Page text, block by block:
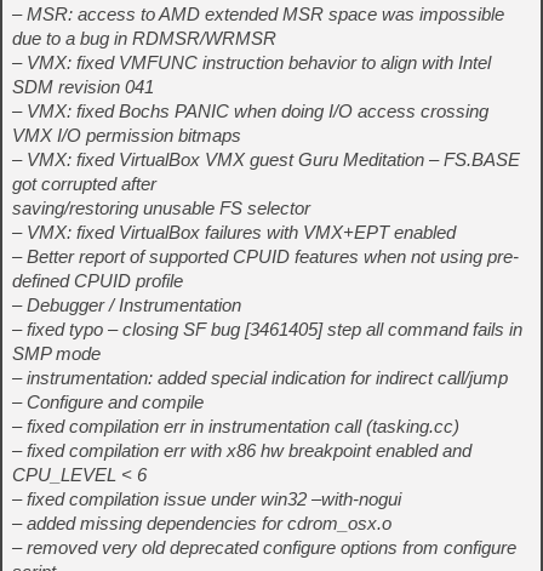
– MSR: access to AMD extended MSR space was impossible
due to a bug in RDMSR/WRMSR
– VMX: fixed VMFUNC instruction behavior to align with Intel
SDM revision 041
– VMX: fixed Bochs PANIC when doing I/O access crossing
VMX I/O permission bitmaps
– VMX: fixed VirtualBox VMX guest Guru Meditation – FS.BASE
got corrupted after
saving/restoring unusable FS selector
– VMX: fixed VirtualBox failures with VMX+EPT enabled
– Better report of supported CPUID features when not using pre-
defined CPUID profile
– Debugger / Instrumentation
– fixed typo – closing SF bug [3461405] step all command fails in
SMP mode
– instrumentation: added special indication for indirect call/jump
– Configure and compile
– fixed compilation err in instrumentation call (tasking.cc)
– fixed compilation err with x86 hw breakpoint enabled and
CPU_LEVEL < 6
– fixed compilation issue under win32 –with-nogui
– added missing dependencies for cdrom_osx.o
– removed very old deprecated configure options from configure